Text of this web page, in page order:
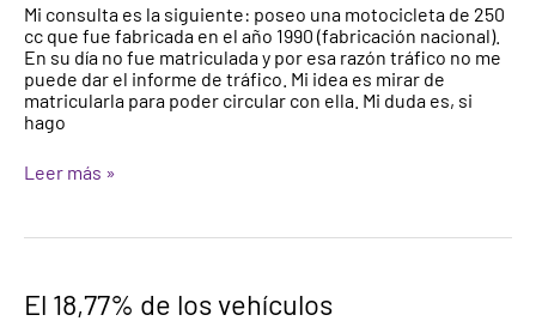
Mi consulta es la siguiente: poseo una motocicleta de 250
cc que fue fabricada en el año 1990 (fabricación nacional).
En su día no fue matriculada y por esa razón tráfico no me
puede dar el informe de tráfico. Mi idea es mirar de
matricularla para poder circular con ella. Mi duda es, si
hago
nunca
matriculado
Leer más »
El 18,77% de los vehículos
El
18,77%